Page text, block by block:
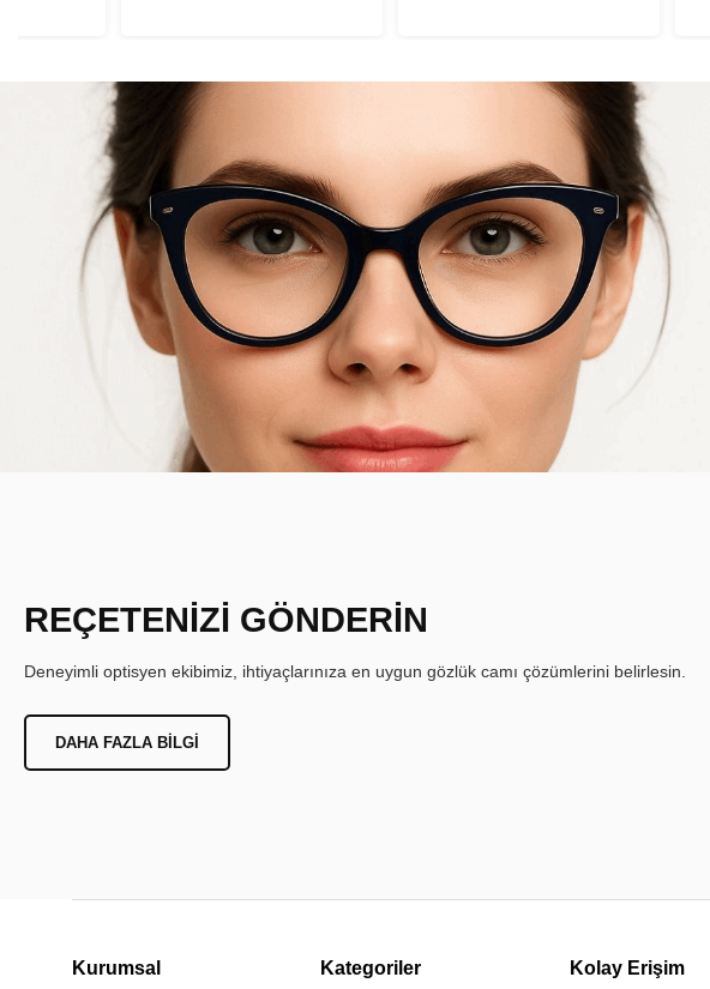
REÇETENİZİ GÖNDERİN
Deneyimli optisyen ekibimiz, ihtiyaçlarınıza en uygun gözlük camı çözümlerini belirlesin.
DAHA FAZLA BILGI
Kurumsal Kategoriler Kolay Erişim